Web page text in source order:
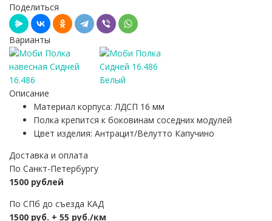
Поделиться
Варианты
Описание
Материал корпуса: ЛДСП 16 мм
Полка крепится к боковинам соседних модулей
Цвет изделия: Антрацит/Велутто Капучино
Доставка и оплата
По Санкт-Петербургу
1500 рублей
По СПб до съезда КАД
1500 руб. + 55 руб./км